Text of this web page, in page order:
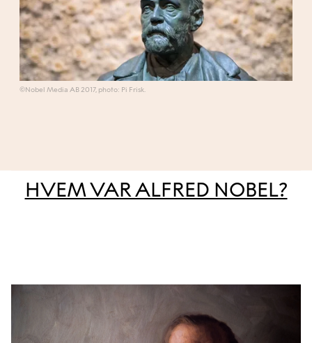
©Nobel Media AB 2017, photo: Pi Frisk.
HVEM VAR ALFRED NOBEL?